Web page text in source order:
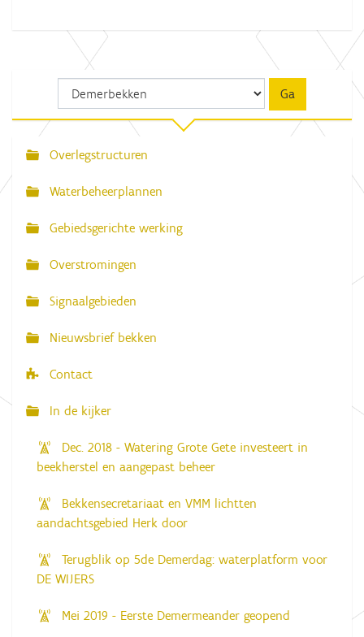
N
a
i
g
t
Overlegstructuren
Waterbeheerplannen
Gebiedsgerichte werking
Overstromingen
Signaalgebieden
Nieuwsbrief bekken
Contact
In de kijker
Dec. 2018 - Watering Grote Gete investeert in
beekherstel en aangepast beheer
Bekkensecretariaat en VMM lichtten
aandachtsgebied Herk door
Terugblik op 5de Demerdag: waterplatform voor
DE WIJERS
Mei 2019 - Eerste Demermeander geopend